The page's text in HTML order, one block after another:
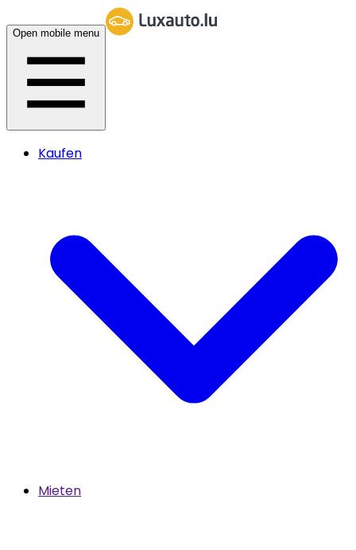
Open mobile menu
Kaufen
Mieten